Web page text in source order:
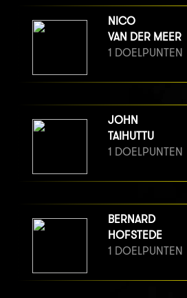
NICO
VAN DER MEER
1 DOELPUNTEN
JOHN
TAIHUTTU
1 DOELPUNTEN
BERNARD
HOFSTEDE
1 DOELPUNTEN